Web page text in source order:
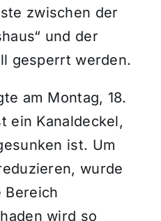
zwischen der
und der
gesperrt werden.
am Montag, 18.
ein Kanaldeckel,
ist. Um
wurde
Bereich
wird so